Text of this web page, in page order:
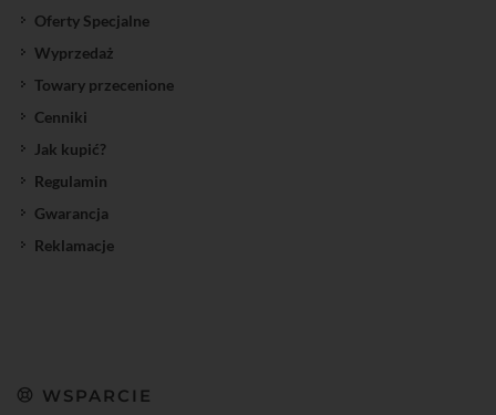
Oferty Specjalne
Wyprzedaż
Towary przecenione
Cenniki
Jak kupić?
Regulamin
Gwarancja
Reklamacje
WSPARCIE